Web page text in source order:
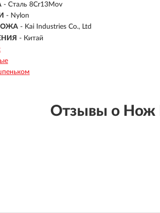
- Сталь 8Cr13Mov
- Nylon
- Kai Industries Co., Ltd
- Китай
Отзывы о Нож